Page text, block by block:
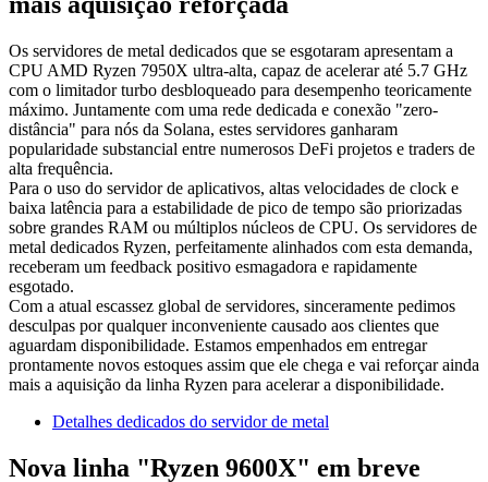
Os servidores de metal dedicados que se esgotaram apresentam a
CPU AMD Ryzen 7950X ultra-alta, capaz de acelerar até 5.7 GHz
com o limitador turbo desbloqueado para desempenho teoricamente
máximo. Juntamente com uma rede dedicada e conexão "zero-
distância" para nós da Solana, estes servidores ganharam
popularidade substancial entre numerosos DeFi projetos e traders de
alta frequência.
Para o uso do servidor de aplicativos, altas velocidades de clock e
baixa latência para a estabilidade de pico de tempo são priorizadas
sobre grandes RAM ou múltiplos núcleos de CPU. Os servidores de
metal dedicados Ryzen, perfeitamente alinhados com esta demanda,
receberam um feedback positivo esmagadora e rapidamente
esgotado.
Com a atual escassez global de servidores, sinceramente pedimos
desculpas por qualquer inconveniente causado aos clientes que
aguardam disponibilidade. Estamos empenhados em entregar
prontamente novos estoques assim que ele chega e vai reforçar ainda
mais a aquisição da linha Ryzen para acelerar a disponibilidade.
Detalhes dedicados do servidor de metal
Nova linha "Ryzen 9600X" em breve